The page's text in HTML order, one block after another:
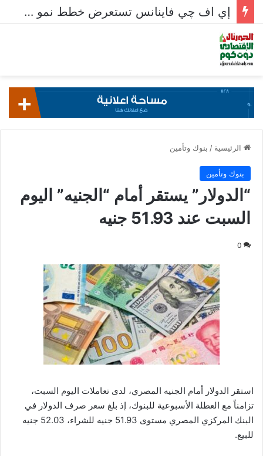
إي اف چي فاينانس تستعرض خطط نمو «بلد» لتعزيز حضورها في سوق تحويلات المصريين بالخارج
الرئيسية / بنوك وتأمين
بنوك وتأمين
“الدولار” يستقر أمام “الجنيه” اليوم
السبت عند 51.93 جنيه
0
استقر الدولار أمام الجنيه المصري، لدى تعاملات اليوم السبت،
تزامناً مع العطلة الأسبوعية للبنوك، إذ بلغ سعر صرف الدولار في
البنك المركزي المصري مستوى 51.93 جنيه للشراء، 52.03 جنيه
للبيع.